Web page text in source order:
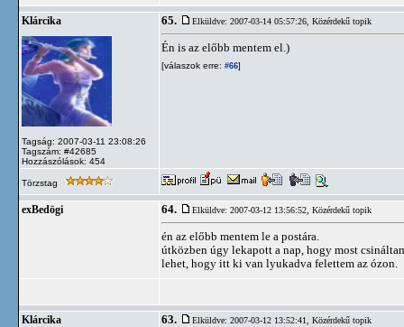
Klárcika
Tagság: 2007-03-11 23:08:26
Tagszám: #42685
Hozzászólások: 454
65. Elküldve: 2007-03-14 05:57:26, Közérdekű topik
Én is az előbb mentem el.)
[válaszok erre: #66]
Törzstag
exBedögi 64. Elküldve: 2007-03-12 13:56:52, Közérdekű topik
én az előbb mentem le a postára.
útközben úgy lekapott a nap, hogy most
lehet, hogy itt ki van lyukadva felettem az ózon.
Klárcika 63. Elküldve: 2007-03-12 13:52:41, Közérdekű topik